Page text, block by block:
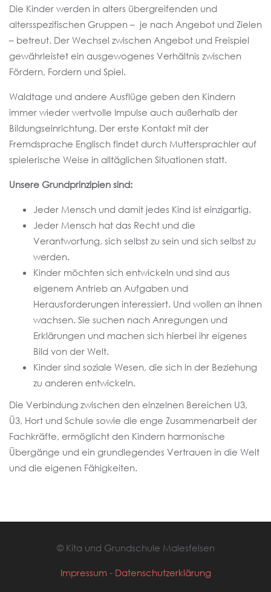
Die Kinder werden in alters übergreifenden und
altersspezifischen Gruppen – je nach Angebot und Zielen
– betreut. Der Wechsel zwischen Angebot und Freispiel
gewährleistet ein ausgewogenes Verhältnis zwischen
Fördern, Fordern und Spiel.
Waldtage und andere Ausflüge geben den Kindern
immer wieder wertvolle Impulse auch außerhalb der
Bildungseinrichtung. Der erste Kontakt mit der
Fremdsprache Englisch findet durch Muttersprachler auf
spielerische Weise in alltäglichen Situationen statt.
Unsere Grundprinzipien sind:
Jeder Mensch und damit jedes Kind ist einzigartig.
Jeder Mensch hat das Recht und die
Verantwortung, sich selbst zu sein und sich selbst zu
werden.
Kinder möchten sich entwickeln und sind aus
eigenem Antrieb an Aufgaben und
Herausforderungen interessiert. Und wollen an ihnen
wachsen. Sie suchen nach Anregungen und
Erklärungen und machen sich hierbei ihr eigenes
Bild von der Welt.
Kinder sind soziale Wesen, die sich in der Beziehung
zu anderen entwickeln.
Die Verbindung zwischen den einzelnen Bereichen U3,
Ü3, Hort und Schule sowie die enge Zusammenarbeit der
Fachkräfte, ermöglicht den Kindern harmonische
Übergänge und ein grundlegendes Vertrauen in die Welt
und die eigenen Fähigkeiten.
© Kita und Grundschule Malesfelsen
Impressum - Datenschutzerklärung